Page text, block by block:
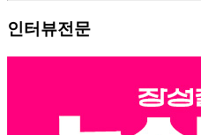
인터뷰전문